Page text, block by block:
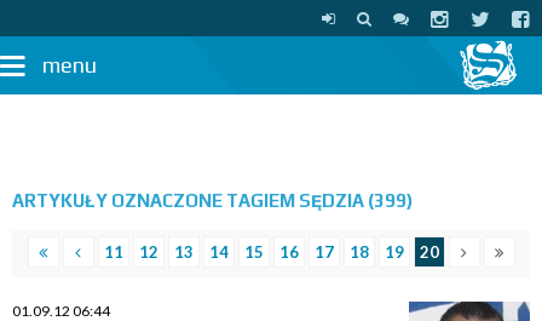
menu
ARTYKUŁY OZNACZONE TAGIEM SĘDZIA (399)
11 12 13 14 15 16 17 18 19 20
01.09.12 06:44